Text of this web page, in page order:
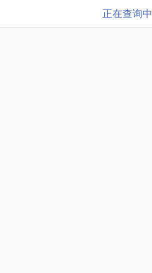
正在查询中